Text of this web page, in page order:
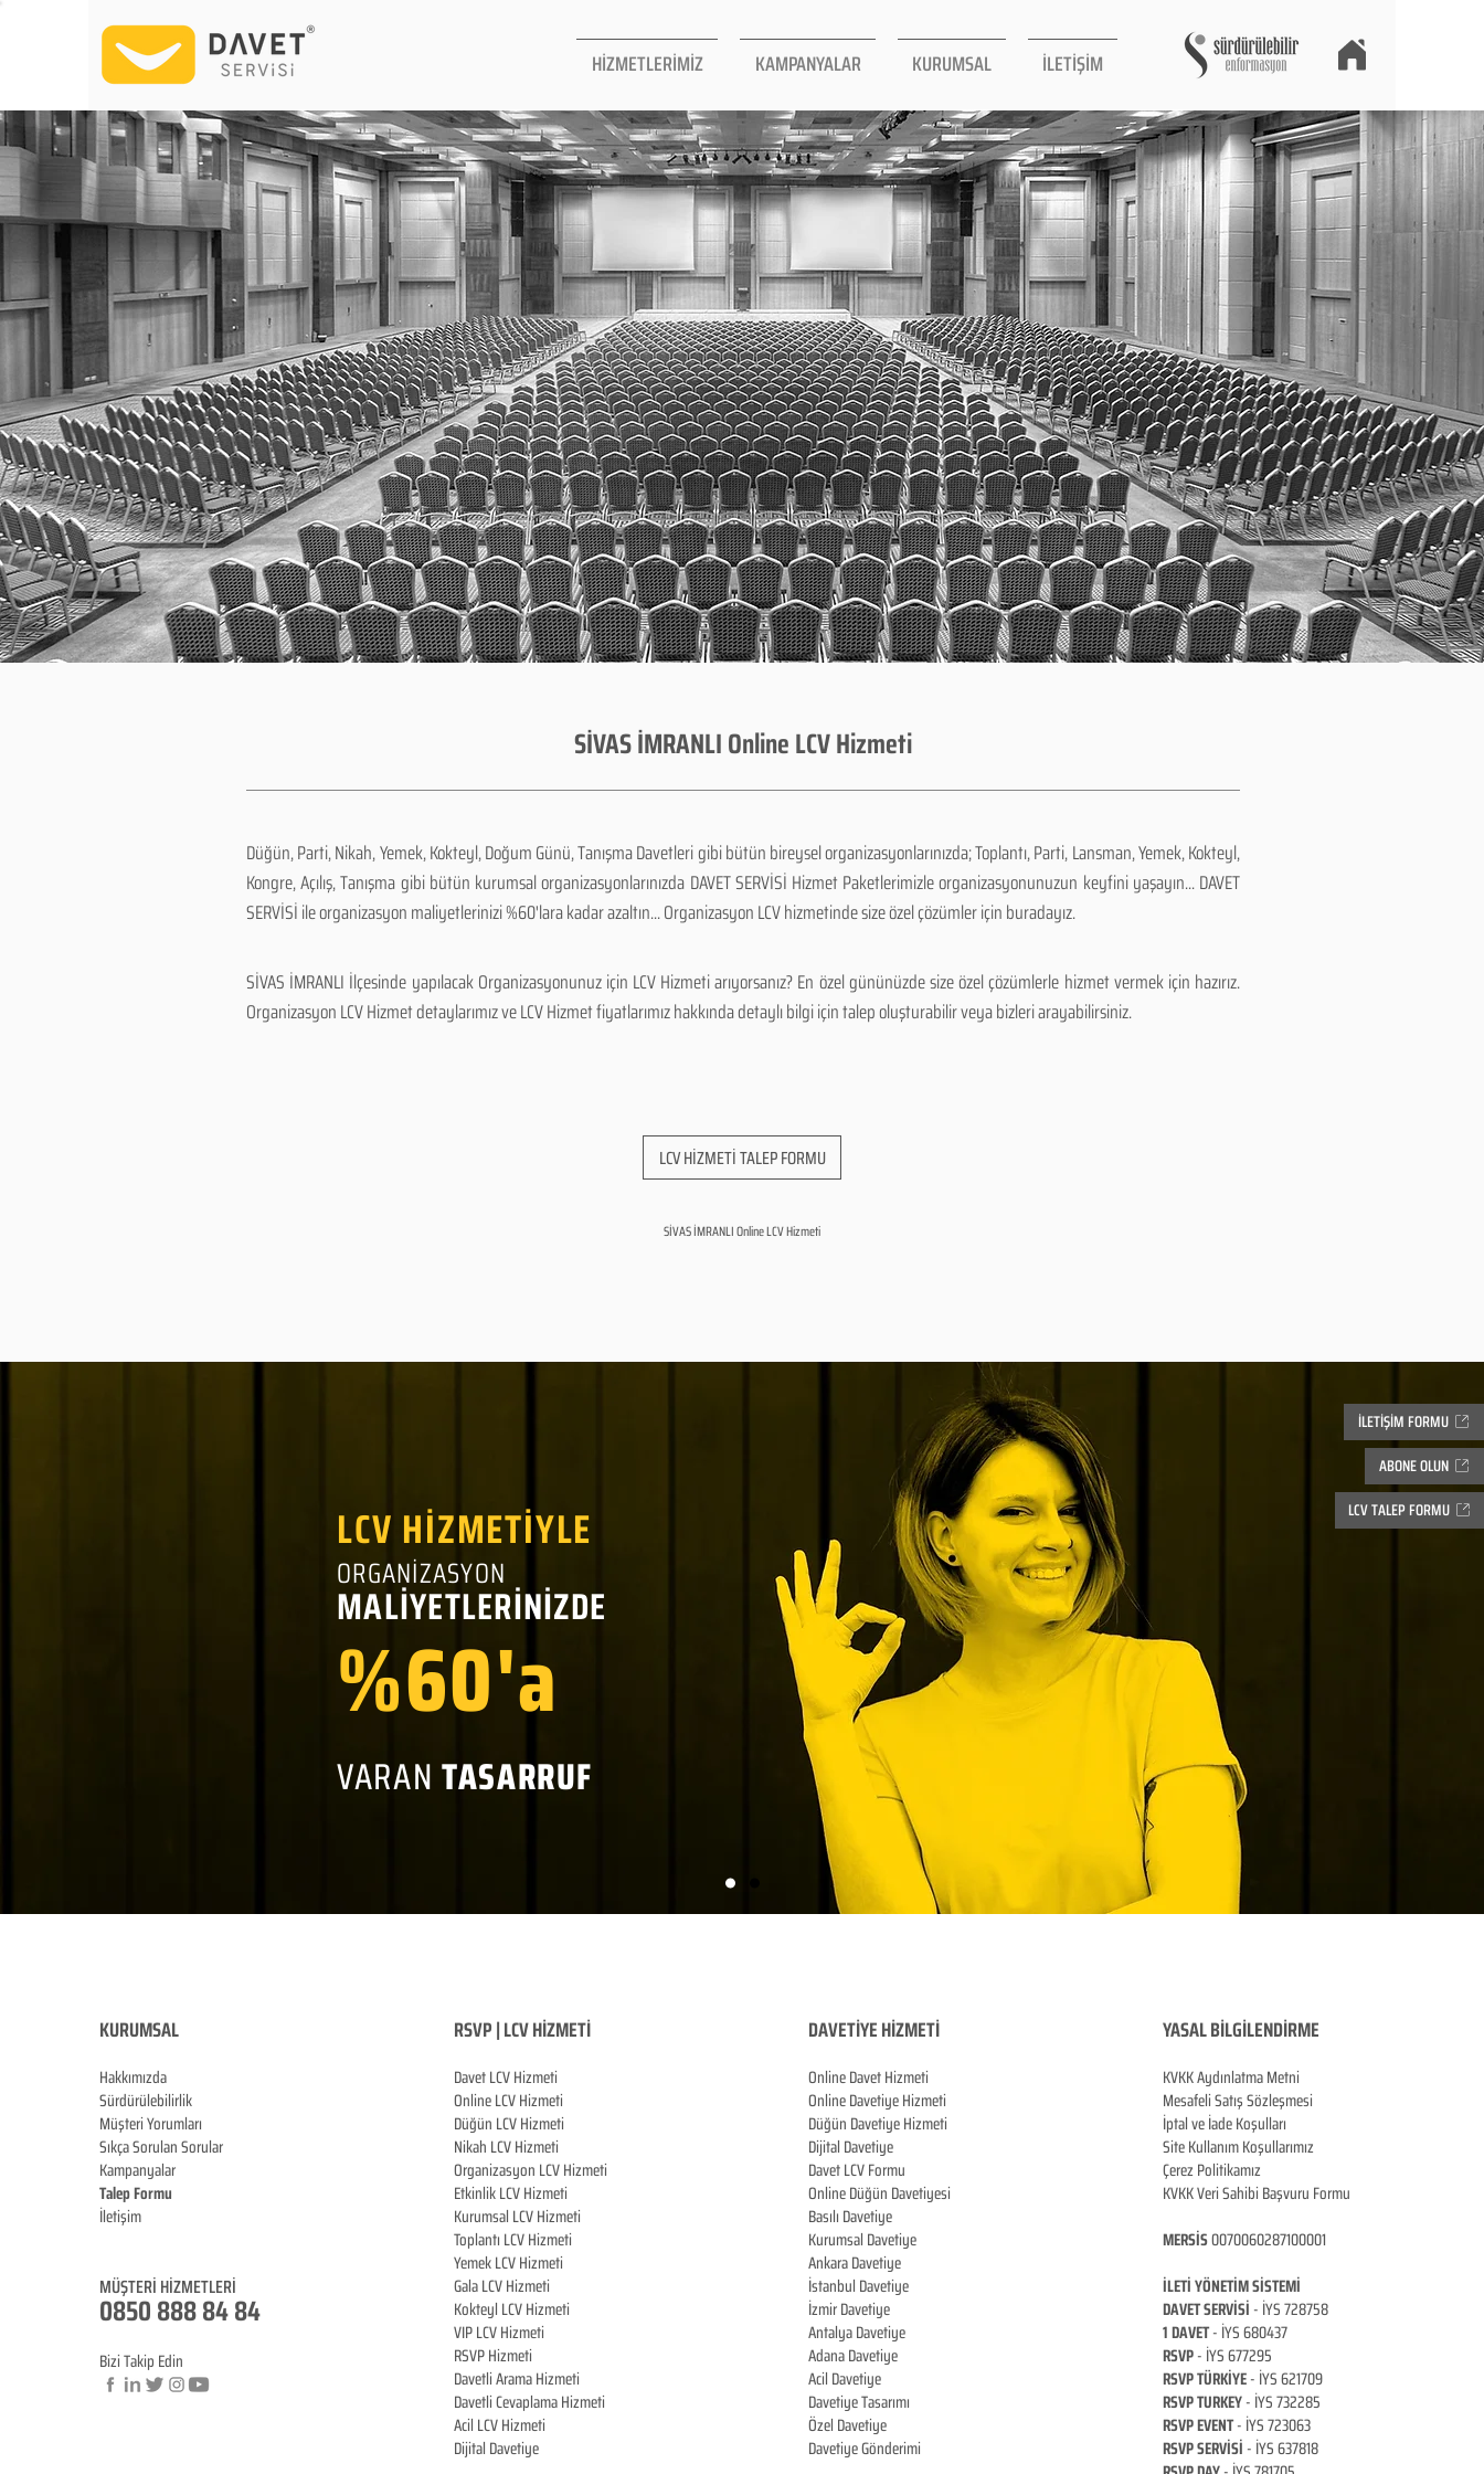
HİZMETLERİMİZ KAMPANYALAR KURUMSAL İLETİŞİM
ABONE OLUN
LCV TALEP FORMU
İLETİŞİM FORMU
SİVAS İMRANLI Online LCV Hizmeti
Düğün, Parti, Nikah, Yemek, Kokteyl, Doğum Günü, Tanışma Davetleri gibi bütün bireysel organizasyonlarınızda; Toplantı, Parti, Lansman, Yemek, Kokteyl,
Kongre, Açılış, Tanışma gibi bütün kurumsal organizasyonlarınızda DAVET SERVİSİ Hizmet Paketlerimizle organizasyonunuzun keyfini yaşayın... DAVET
SERVİSİ ile organizasyon maliyetlerinizi %60'lara kadar azaltın... Organizasyon LCV hizmetinde size özel çözümler için buradayız.
SİVAS İMRANLI İlçesinde yapılacak Organizasyonunuz için LCV Hizmeti arıyorsanız? En özel gününüzde size özel çözümlerle hizmet vermek için hazırız.
Organizasyon LCV Hizmet detaylarımız ve LCV Hizmet fiyatlarımız hakkında detaylı bilgi için talep oluşturabilir veya bizleri arayabilirsiniz.
LCV HİZMETİ TALEP FORMU
SİVAS İMRANLI Online LCV Hizmeti
LCV HİZMETİYLE
ORGANİZASYON
MALİYETLERİNİZDE
%60'a
VARANTASARRUF
KURUMSAL
Hakkımızda
Sürdürülebilirlik
Müşteri Yorumları
Sıkça Sorulan Sorular
Kampanyalar
Talep Formu
İletişim
MÜŞTERİ HİZMETLERİ
0850 888 84 84
Bizi Takip Edin
RSVP | LCV HİZMETİ
Davet LCV Hizmeti
Online LCV Hizmeti
Düğün LCV Hizmeti
Nikah LCV Hizmeti
Organizasyon LCV Hizmeti
Etkinlik LCV Hizmeti
Kurumsal LCV Hizmeti
Toplantı LCV Hizmeti
Yemek LCV Hizmeti
Gala LCV Hizmeti
Kokteyl LCV Hizmeti
VIP LCV Hizmeti
RSVP Hizmeti
Davetli Arama Hizmeti
Davetli Cevaplama Hizmeti
Acil LCV Hizmeti
Dijital Davetiye
DAVETİYE HİZMETİ
Online Davet Hizmeti
Online Davetiye Hizmeti
Düğün Davetiye Hizmeti
Dijital Davetiye
Davet LCV Formu
Online Düğün Davetiyesi
Basılı Davetiye
Kurumsal Davetiye
Ankara Davetiye
İstanbul Davetiye
İzmir Davetiye
Antalya Davetiye
Adana Davetiye
Acil Davetiye
Davetiye Tasarımı
Özel Davetiye
Davetiye Gönderimi
YASAL BİLGİLENDİRME
KVKK Aydınlatma Metni
Mesafeli Satış Sözleşmesi
İptal ve İade Koşulları
Site Kullanım Koşullarımız
Çerez Politikamız
KVKK Veri Sahibi Başvuru Formu
MERSİS0070060287100001
İLETİ YÖNETİM SİSTEMİ
DAVET SERVİSİ- İYS 728758
1 DAVET- İYS 680437
RSVP- İYS 677295
RSVP TÜRKİYE- İYS 621709
RSVP TURKEY- İYS 732285
RSVP EVENT- İYS 723063
RSVP SERVİSİ- İYS 637818